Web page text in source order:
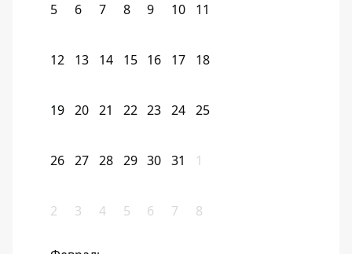
5 6 7 8 9 10 11
12 13 14 15 16 17 18
19 20 21 22 23 24 25
26 27 28 29 30 31 1
2 3 4 5 6 7 8